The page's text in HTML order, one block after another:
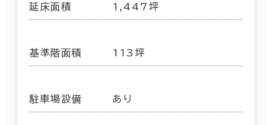
延床面積 1,447坪
基準階面積 113坪
駐車場設備 あり